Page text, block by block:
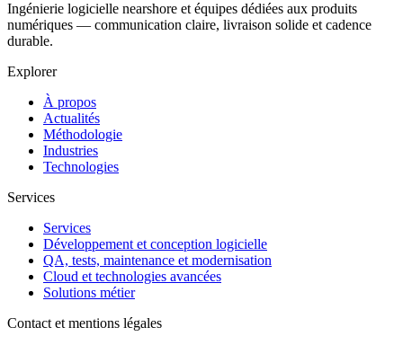
Ingénierie logicielle nearshore et équipes dédiées aux produits
numériques — communication claire, livraison solide et cadence
durable.
Explorer
À propos
Actualités
Méthodologie
Industries
Technologies
Services
Services
Développement et conception logicielle
QA, tests, maintenance et modernisation
Cloud et technologies avancées
Solutions métier
Contact et mentions légales